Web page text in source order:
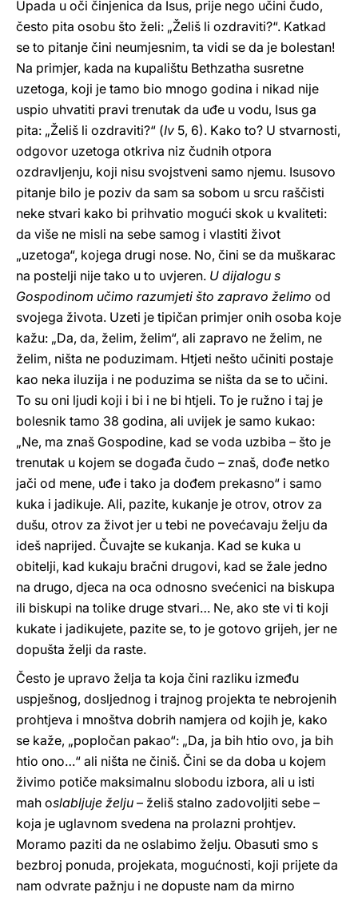
Upada u oči činjenica da Isus, prije nego učini čudo,
često pita osobu što želi: „Želiš li ozdraviti?“. Katkad
se to pitanje čini neumjesnim, ta vidi se da je bolestan!
Na primjer, kada na kupalištu Bethzatha susretne
uzetoga, koji je tamo bio mnogo godina i nikad nije
uspio uhvatiti pravi trenutak da uđe u vodu, Isus ga
pita: „Želiš li ozdraviti?“ (Iv 5, 6). Kako to? U stvarnosti,
odgovor uzetoga otkriva niz čudnih otpora
ozdravljenju, koji nisu svojstveni samo njemu. Isusovo
pitanje bilo je poziv da sam sa sobom u srcu raščisti
neke stvari kako bi prihvatio mogući skok u kvaliteti:
da više ne misli na sebe samog i vlastiti život
„uzetoga“, kojega drugi nose. No, čini se da muškarac
na postelji nije tako u to uvjeren. U dijalogu s
Gospodinom učimo razumjeti što zapravo želimo od
svojega života. Uzeti je tipičan primjer onih osoba koje
kažu: „Da, da, želim, želim“, ali zapravo ne želim, ne
želim, ništa ne poduzimam. Htjeti nešto učiniti postaje
kao neka iluzija i ne poduzima se ništa da se to učini.
To su oni ljudi koji i bi i ne bi htjeli. To je ružno i taj je
bolesnik tamo 38 godina, ali uvijek je samo kukao:
„Ne, ma znaš Gospodine, kad se voda uzbiba – što je
trenutak u kojem se događa čudo – znaš, dođe netko
jači od mene, uđe i tako ja dođem prekasno“ i samo
kuka i jadikuje. Ali, pazite, kukanje je otrov, otrov za
dušu, otrov za život jer u tebi ne povećavaju želju da
ideš naprijed. Čuvajte se kukanja. Kad se kuka u
obitelji, kad kukaju bračni drugovi, kad se žale jedno
na drugo, djeca na oca odnosno svećenici na biskupa
ili biskupi na tolike druge stvari… Ne, ako ste vi ti koji
kukate i jadikujete, pazite se, to je gotovo grijeh, jer ne
dopušta želji da raste.
Često je upravo želja ta koja čini razliku između
uspješnog, dosljednog i trajnog projekta te nebrojenih
prohtjeva i mnoštva dobrih namjera od kojih je, kako
se kaže, „popločan pakao“: „Da, ja bih htio ovo, ja bih
htio ono…“ ali ništa ne činiš. Čini se da doba u kojem
živimo potiče maksimalnu slobodu izbora, ali u isti
mah oslabljuje želju – želiš stalno zadovoljiti sebe –
koja je uglavnom svedena na prolazni prohtjev.
Moramo paziti da ne oslabimo želju. Obasuti smo s
bezbroj ponuda, projekata, mogućnosti, koji prijete da
nam odvrate pažnju i ne dopuste nam da mirno